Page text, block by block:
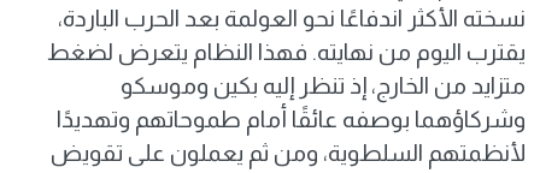
نسخته الأكثر اندفاعًا نحو العولمة بعد الحرب الباردة،
يقترب اليوم من نهايته. فهذا النظام يتعرض لضغط
متزايد من الخارج، إذ تنظر إليه بكين وموسكو
وشركاؤهما بوصفه عائقًا أمام طموحاتهم وتهديدًا
لأنظمتهم السلطوية، ومن ثم يعملون على تقويض